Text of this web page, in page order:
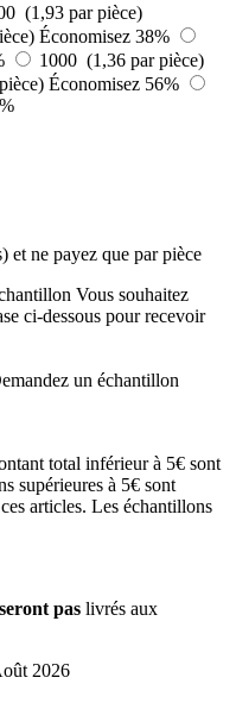
(1,93 par pièce)
Économisez 38%
1000 (1,36 par pièce)
Économisez 56%
et ne payez que par pièce
Vous souhaitez
ci-dessous pour recevoir
un échantillon
total inférieur à 5€ sont
supérieures à 5€ sont
articles. Les échantillons
pas livrés aux
2026